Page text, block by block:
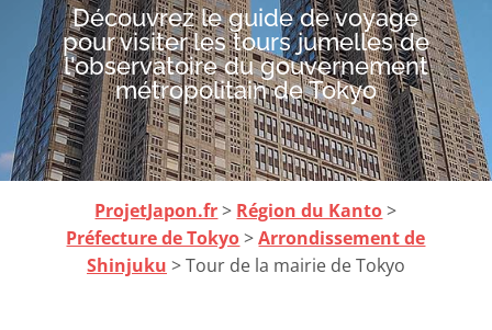
Découvrez le guide de voyage
pour visiter les tours jumelles de
l'observatoire du gouvernement
métropolitain de Tokyo
ProjetJapon.fr> Région du Kanto>
Préfecture de Tokyo>Arrondissement de
Shinjuku > Tour de la mairie de Tokyo